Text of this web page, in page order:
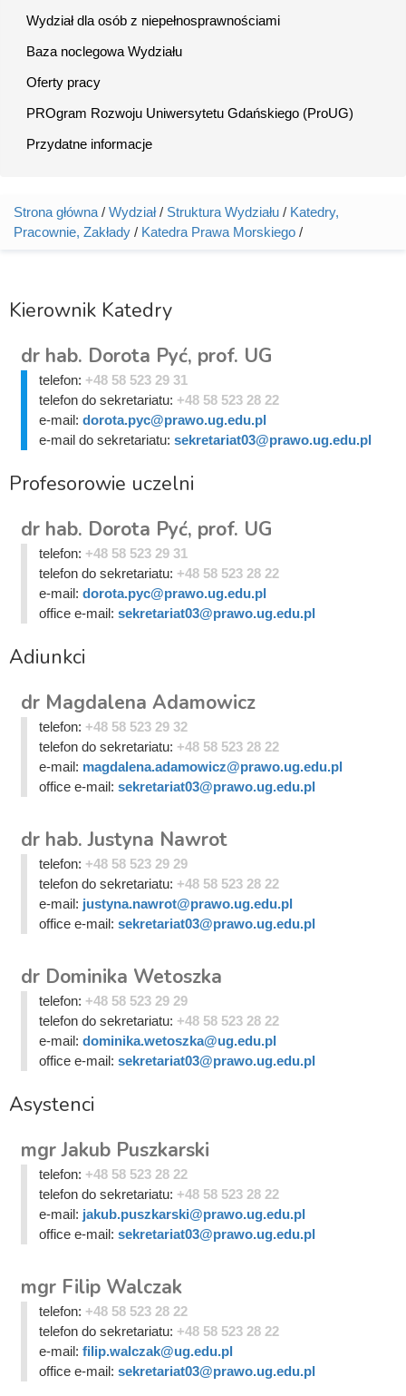
Wydział dla osób z niepełnosprawnościami
Baza noclegowa Wydziału
Oferty pracy
PROgram Rozwoju Uniwersytetu Gdańskiego (ProUG)
Przydatne informacje
Jesteś tutaj
Strona główna / Wydział/ Struktura Wydziału / Katedry,
Pracownie, Zakłady / Katedra Prawa Morskiego /
Kierownik Katedry
dr hab. Dorota Pyć, prof. UG
telefon: +48 58 523 29 31
telefon do sekretariatu: +48 58 523 28 22
e-mail: dorota.pyc@prawo.ug.edu.pl
e-mail do sekretariatu: sekretariat03@prawo.ug.edu.pl
Profesorowie uczelni
dr hab. Dorota Pyć, prof. UG
telefon: +48 58 523 29 31
telefon do sekretariatu: +48 58 523 28 22
e-mail: dorota.pyc@prawo.ug.edu.pl
office e-mail: sekretariat03@prawo.ug.edu.pl
Adiunkci
dr Magdalena Adamowicz
telefon: +48 58 523 29 32
telefon do sekretariatu: +48 58 523 28 22
e-mail: magdalena.adamowicz@prawo.ug.edu.pl
office e-mail: sekretariat03@prawo.ug.edu.pl
dr hab. Justyna Nawrot
telefon: +48 58 523 29 29
telefon do sekretariatu: +48 58 523 28 22
e-mail: justyna.nawrot@prawo.ug.edu.pl
office e-mail: sekretariat03@prawo.ug.edu.pl
dr Dominika Wetoszka
telefon: +48 58 523 29 29
telefon do sekretariatu: +48 58 523 28 22
e-mail: dominika.wetoszka@ug.edu.pl
office e-mail: sekretariat03@prawo.ug.edu.pl
Asystenci
mgr Jakub Puszkarski
telefon: +48 58 523 28 22
telefon do sekretariatu: +48 58 523 28 22
e-mail: jakub.puszkarski@prawo.ug.edu.pl
office e-mail: sekretariat03@prawo.ug.edu.pl
mgr Filip Walczak
telefon: +48 58 523 28 22
telefon do sekretariatu: +48 58 523 28 22
e-mail: filip.walczak@ug.edu.pl
office e-mail: sekretariat03@prawo.ug.edu.pl